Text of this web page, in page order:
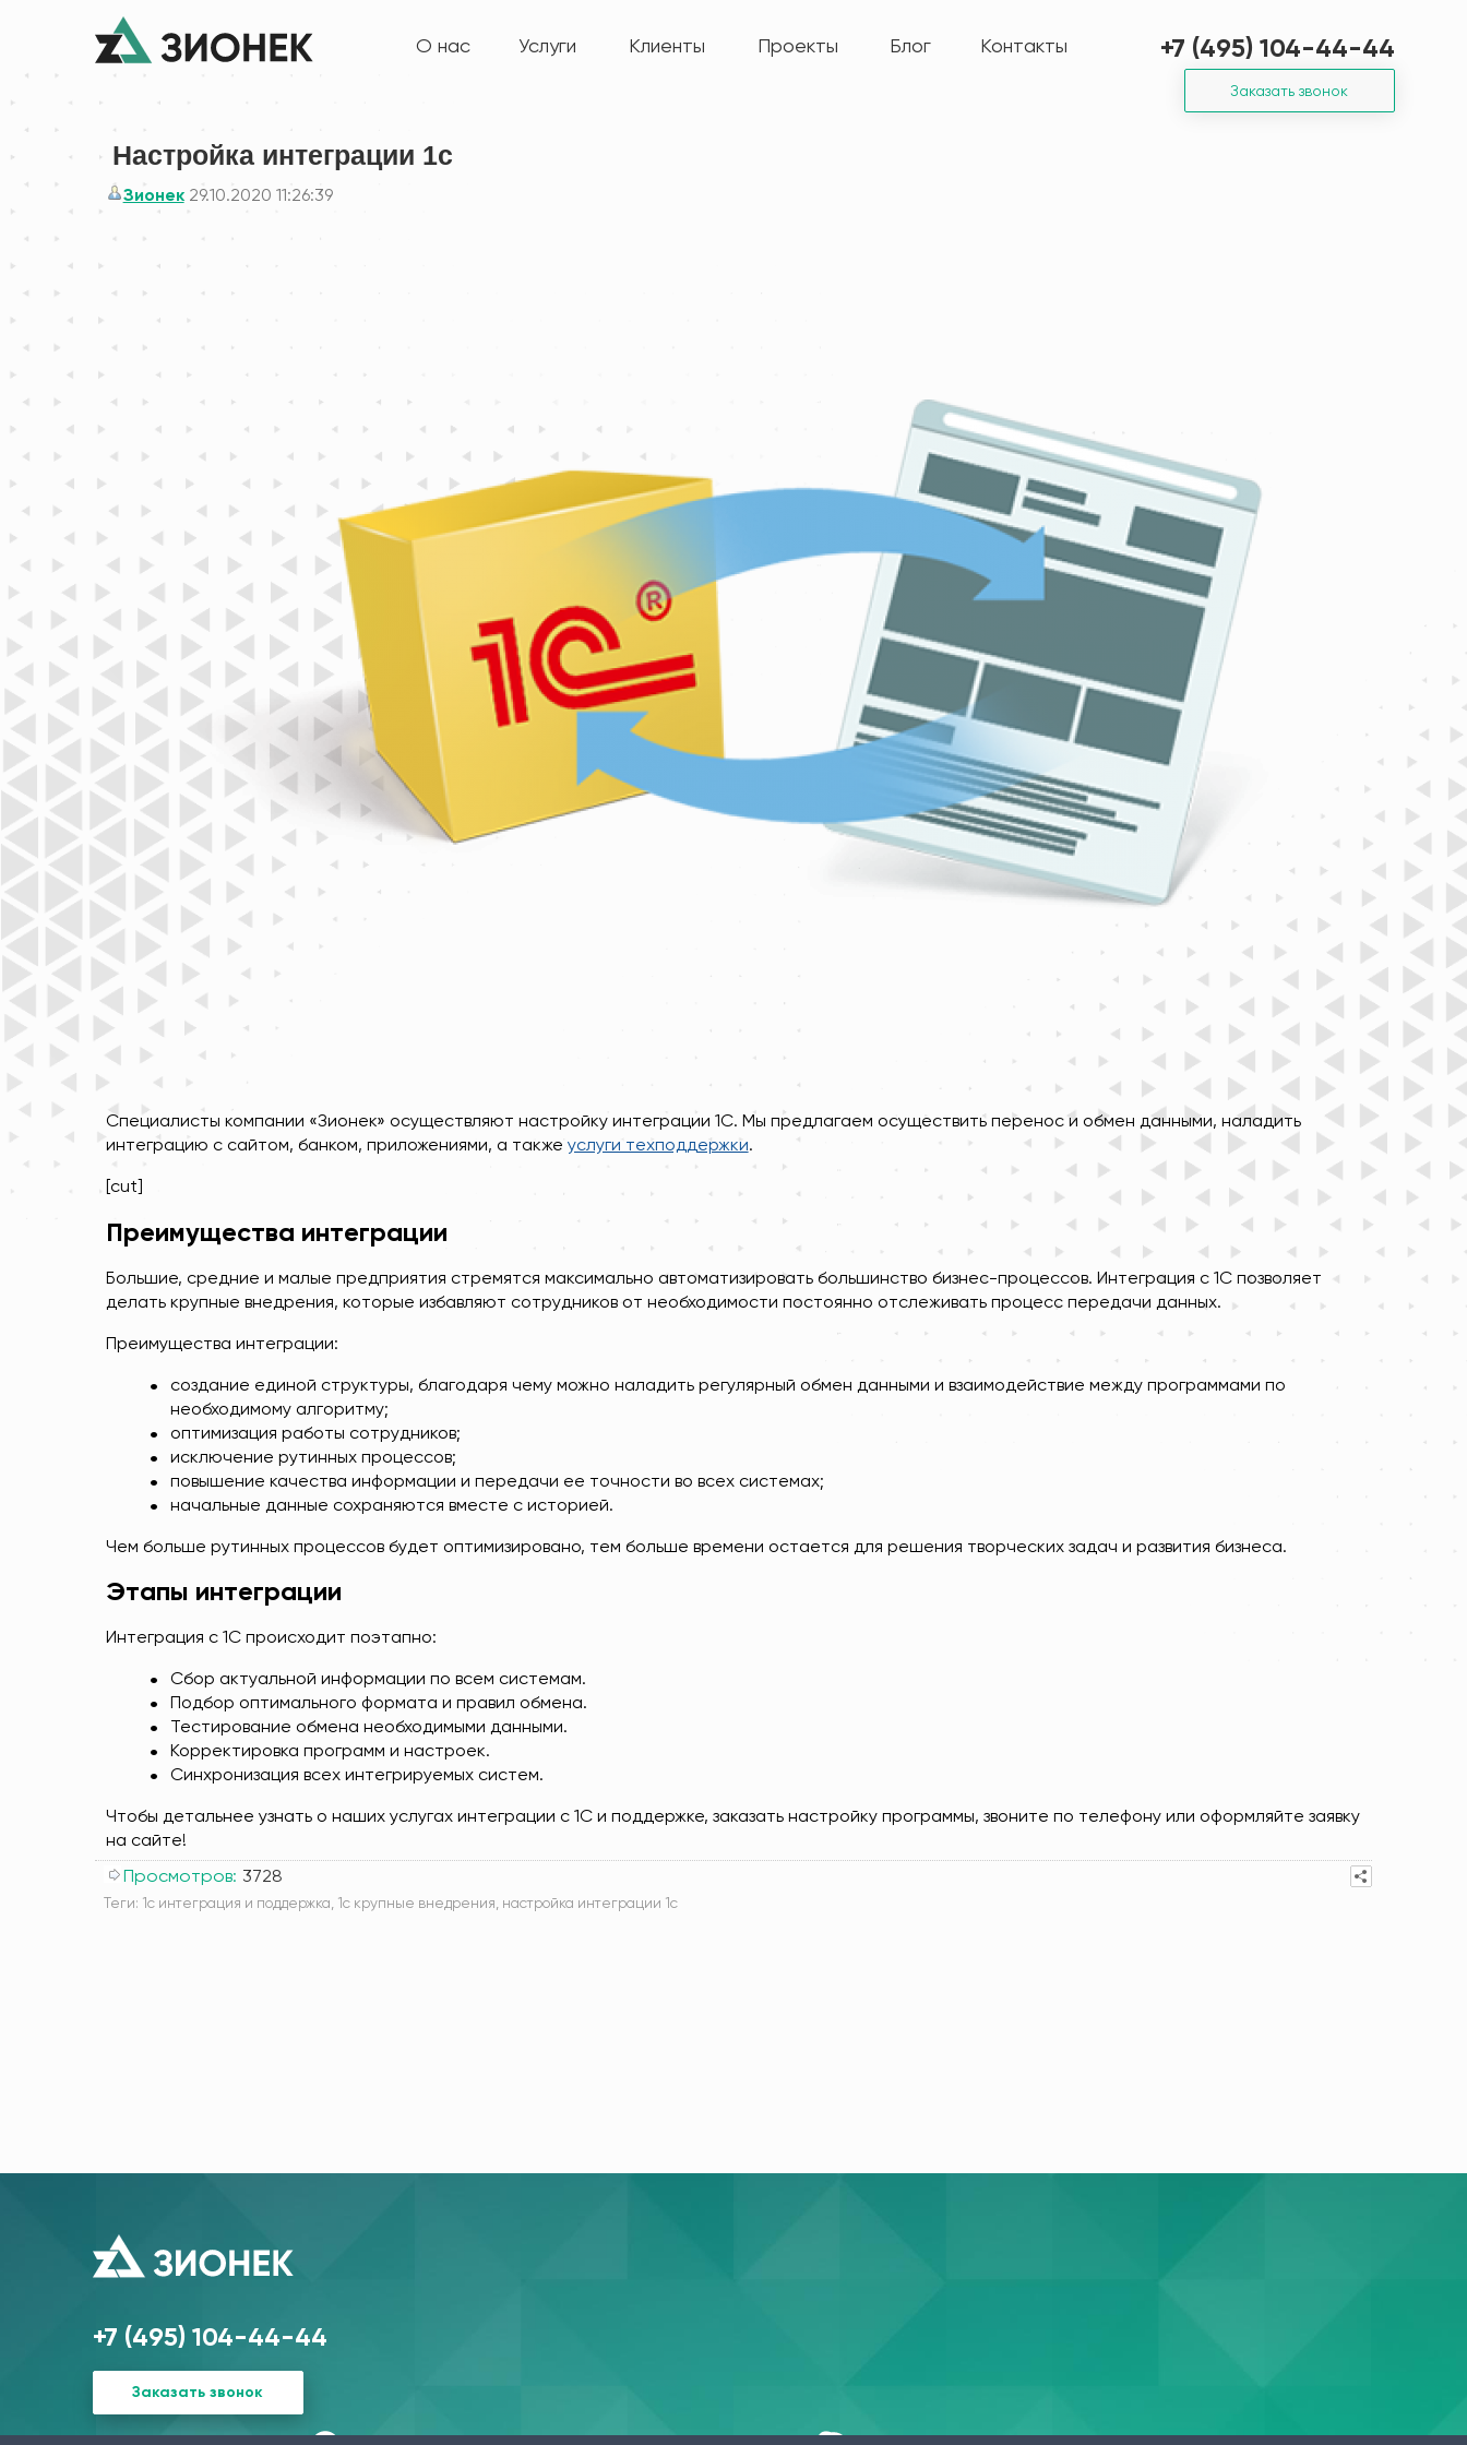
О нас Услуги Клиенты Проекты Блог Контакты +7 (495) 104-44-44
Заказать звонок
Настройка интеграции 1с
Зионек 29.10.2020 11:26:39
Специалисты компании «Зионек» осуществляют настройку интеграции 1С. Мы предлагаем осуществить перенос и обмен данными, наладить
интеграцию с сайтом, банком, приложениями, а также услуги техподдержки.
[cut]
Преимущества интеграции
Большие, средние и малые предприятия стремятся максимально автоматизировать большинство бизнес-процессов. Интеграция с 1С позволяет
делать крупные внедрения, которые избавляют сотрудников от необходимости постоянно отслеживать процесс передачи данных.
Преимущества интеграции:
создание единой структуры, благодаря чему можно наладить регулярный обмен данными и взаимодействие между программами по
необходимому алгоритму;
оптимизация работы сотрудников;
исключение рутинных процессов;
повышение качества информации и передачи ее точности во всех системах;
начальные данные сохраняются вместе с историей.
Чем больше рутинных процессов будет оптимизировано, тем больше времени остается для решения творческих задач и развития бизнеса.
Этапы интеграции
Интеграция с 1С происходит поэтапно:
Сбор актуальной информации по всем системам.
Подбор оптимального формата и правил обмена.
Тестирование обмена необходимыми данными.
Корректировка программ и настроек.
Синхронизация всех интегрируемых систем.
Чтобы детальнее узнать о наших услугах интеграции с 1С и поддержке, заказать настройку программы, звоните по телефону или оформляйте заявку
на сайте!
Просмотров: 3728
Теги: 1с интеграция и поддержка, 1с крупные внедрения, настройка интеграции 1с
+7 (495) 104-44-44
Заказать звонок